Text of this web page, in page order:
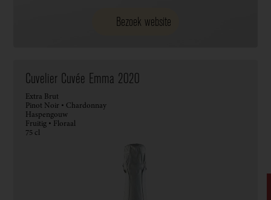
Bezoek website
Cuvelier Cuvée Emma 2020
Extra Brut
Pinot Noir • Chardonnay
Haspengouw
Fruitig • Floraal
75 cl